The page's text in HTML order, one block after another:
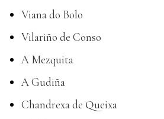
Viana do Bolo
Vilariño de Conso
A Mezquita
A Gudiña
Chandrexa de Queixa